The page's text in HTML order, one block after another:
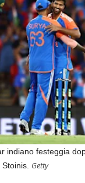
indiano festeggia
Getty